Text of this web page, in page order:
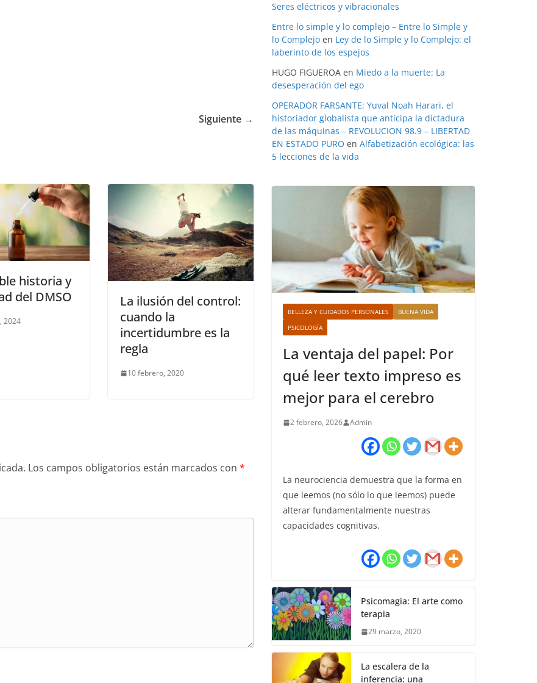
Siguiente →
historia y
del DMSO
2024
La ilusión del control:
cuando la
incertidumbre es la
regla
10 febrero, 2020
Los campos obligatorios están marcados con *
Seres eléctricos y vibracionales
Entre lo simple y lo complejo – Entre lo Simple y
lo Complejo en Ley de lo Simple y lo Complejo: el
laberinto de los espejos
HUGO FIGUEROA en Miedo a la muerte: La
desesperación del ego
OPERADOR FARSANTE: Yuval Noah Harari, el
historiador globalista que anticipa la dictadura
de las máquinas – REVOLUCION 98.9 – LIBERTAD
EN ESTADO PURO en Alfabetización ecológica: las
5 lecciones de la vida
BELLEZA Y CUIDADOS PERSONALES
BUENA VIDA
PSICOLOGÍA
La ventaja del papel: Por
qué leer texto impreso es
mejor para el cerebro
2 febrero, 2026 Admin
La neurociencia demuestra que la forma en
que leemos (no sólo lo que leemos) puede
alterar fundamentalmente nuestras
capacidades cognitivas.
Psicomagia: El arte como
terapia
29 marzo, 2020
La escalera de la
inferencia: una